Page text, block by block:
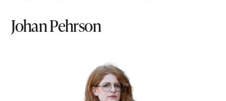
Johan Pehrson